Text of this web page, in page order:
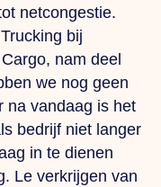
netcongestie.
bij
nam deel
we nog geen
na vandaag is het
bedrijf niet langer
in te dienen
Le verkrijgen van